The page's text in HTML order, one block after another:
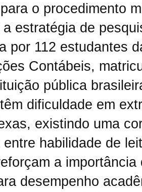
o procedimento
estratégia de
por 112 estudantes
Contábeis,
pública
dificuldade em
existindo uma
habilidade de
a
desempenho